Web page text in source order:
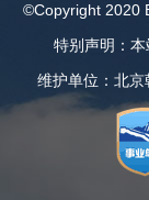
©Copyright 2020
特别声明：本
维护单位：北